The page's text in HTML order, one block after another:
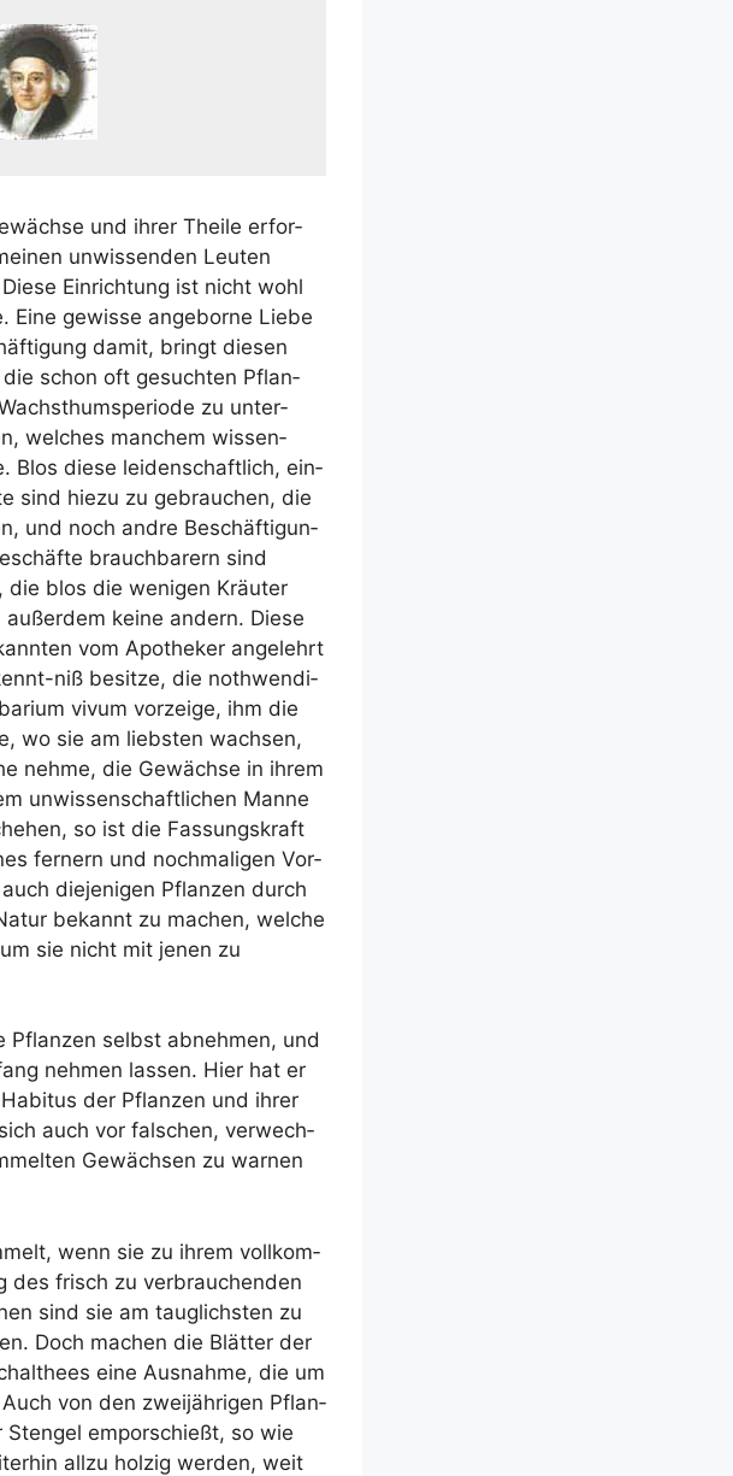
und ihrer Thei­le erfor­
unwis­sen­den Leu­ten
Ein­rich­tung ist nicht wohl
Eine gewis­se ange­bor­ne Lie­be
damit, bringt die­sen
schon oft gesuch­ten Pflan­
zu unter­
wel­ches man­chem wis­sen­
Blos die­se lei­den­schaft­lich, ein­
sind hie­zu zu gebrau­chen, die
und noch and­re Beschäf­ti­gun­
brauch­ba­rern sind
die blos die weni­gen Kräu­ter
kei­ne andern. Die­se
vom Apo­the­ker ange­lehrt
niß besit­ze, die not­hwen­di­
vivum vor­zei­ge, ihm die
wo sie am liebs­ten wach­sen,
neh­me, die Gewäch­se in ihrem
unwis­sen­schaft­li­chen Man­ne
so ist die Fas­sungs­kraft
fer­nern und noch­ma­li­gen Vor­
die­je­ni­gen Pflan­zen durch
bekannt zu machen, wel­che
sie nicht mit jenen zu
Pflan­zen selbst abneh­men, und
neh­men las­sen. Hier hat er
der Pflan­zen und ihrer
auch vor fal­schen, ver­wech­
Gewäch­sen zu war­nen
wenn sie zu ihrem voll­kom­
des frisch zu ver­brau­chen­den
sind sie am taug­lichs­ten zu
Doch machen die Blät­ter der
eine Aus­nah­me, die um
von den zwei­jäh­ri­gen Pflan­
empor­schießt, so wie
all­zu hol­zig wer­den, weit